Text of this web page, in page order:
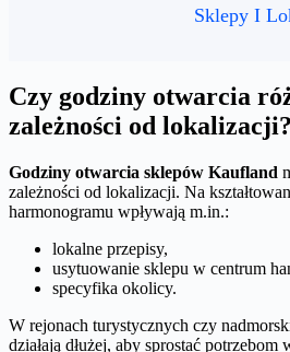
Sklepy I
Czy godziny otwarcia
zależności od lokalizacji?
Godziny otwarcia sklepów Kaufland
zależności od lokalizacji. Na
harmonogramu wpływają m.in.:
lokalne przepisy,
usytuowanie sklepu w centrum
specyfika okolicy.
W rejonach turystycznych czy
działają dłużej, aby sprostać